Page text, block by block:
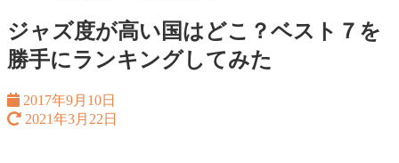
ジャズ度が高い国はどこ？ベスト７を
勝手にランキングしてみた
2017年9月10日
2021年3月22日